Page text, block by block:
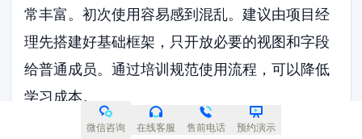
常丰富。初次使用容易感到混乱。建议由项目经
理先搭建好基础框架，只开放必要的视图和字段
给普通成员。通过培训规范使用流程，可以降低
学习成本。
微信咨询 在线客服 售前电话 预约演示